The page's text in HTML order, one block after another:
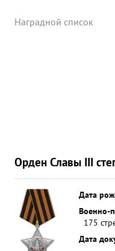
Наградной список
Орден Славы III
Дата
Военно-
175
Дата